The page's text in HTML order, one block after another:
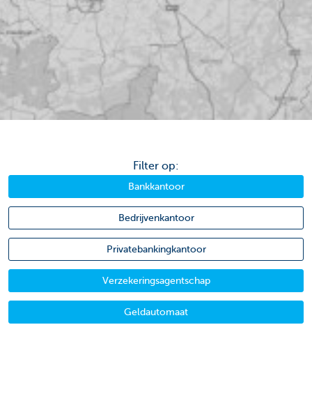
Filter op:
Bankkantoor
Bedrijvenkantoor
Privatebankingkantoor
Verzekeringsagentschap
Geldautomaat